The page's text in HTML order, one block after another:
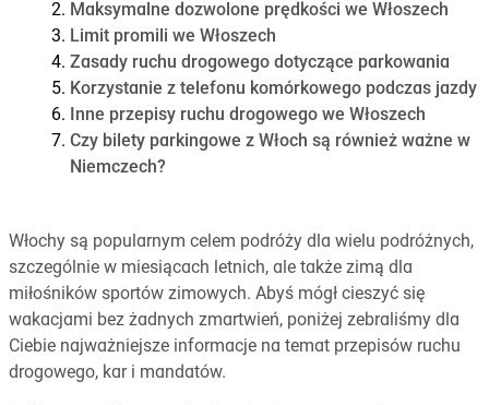
Maksymalne dozwolone prędkości we Włoszech
Limit promili we Włoszech
Zasady ruchu drogowego dotyczące parkowania
Korzystanie z telefonu komórkowego podczas jazdy
Inne przepisy ruchu drogowego we Włoszech
Czy bilety parkingowe z Włoch są również ważne w
Niemczech?
Włochy są popularnym celem podróży dla wielu podróżnych,
szczególnie w miesiącach letnich, ale także zimą dla
miłośników sportów zimowych. Abyś mógł cieszyć się
wakacjami bez żadnych zmartwień, poniżej zebraliśmy dla
Ciebie najważniejsze informacje na temat przepisów ruchu
drogowego, kar i mandatów.